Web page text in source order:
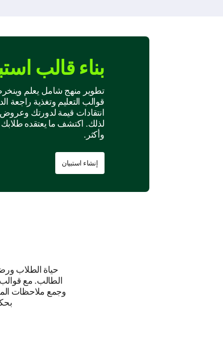
بناء قالب
تطوير منهج شامل يعلم
انتقادات قيمة لدورتك
لذلك. اكتشف ما يعتقده طلابك
وأكثر.
إنشاء استبيان
حياة الطلاب
وجمع ملاحظات